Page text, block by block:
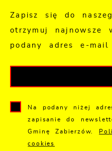
Zapisz się do
otrzymuj najnowsze
podany adres e-mail
Na podany niżej
zapisanie do
Gminę Zabierzów.
cookies